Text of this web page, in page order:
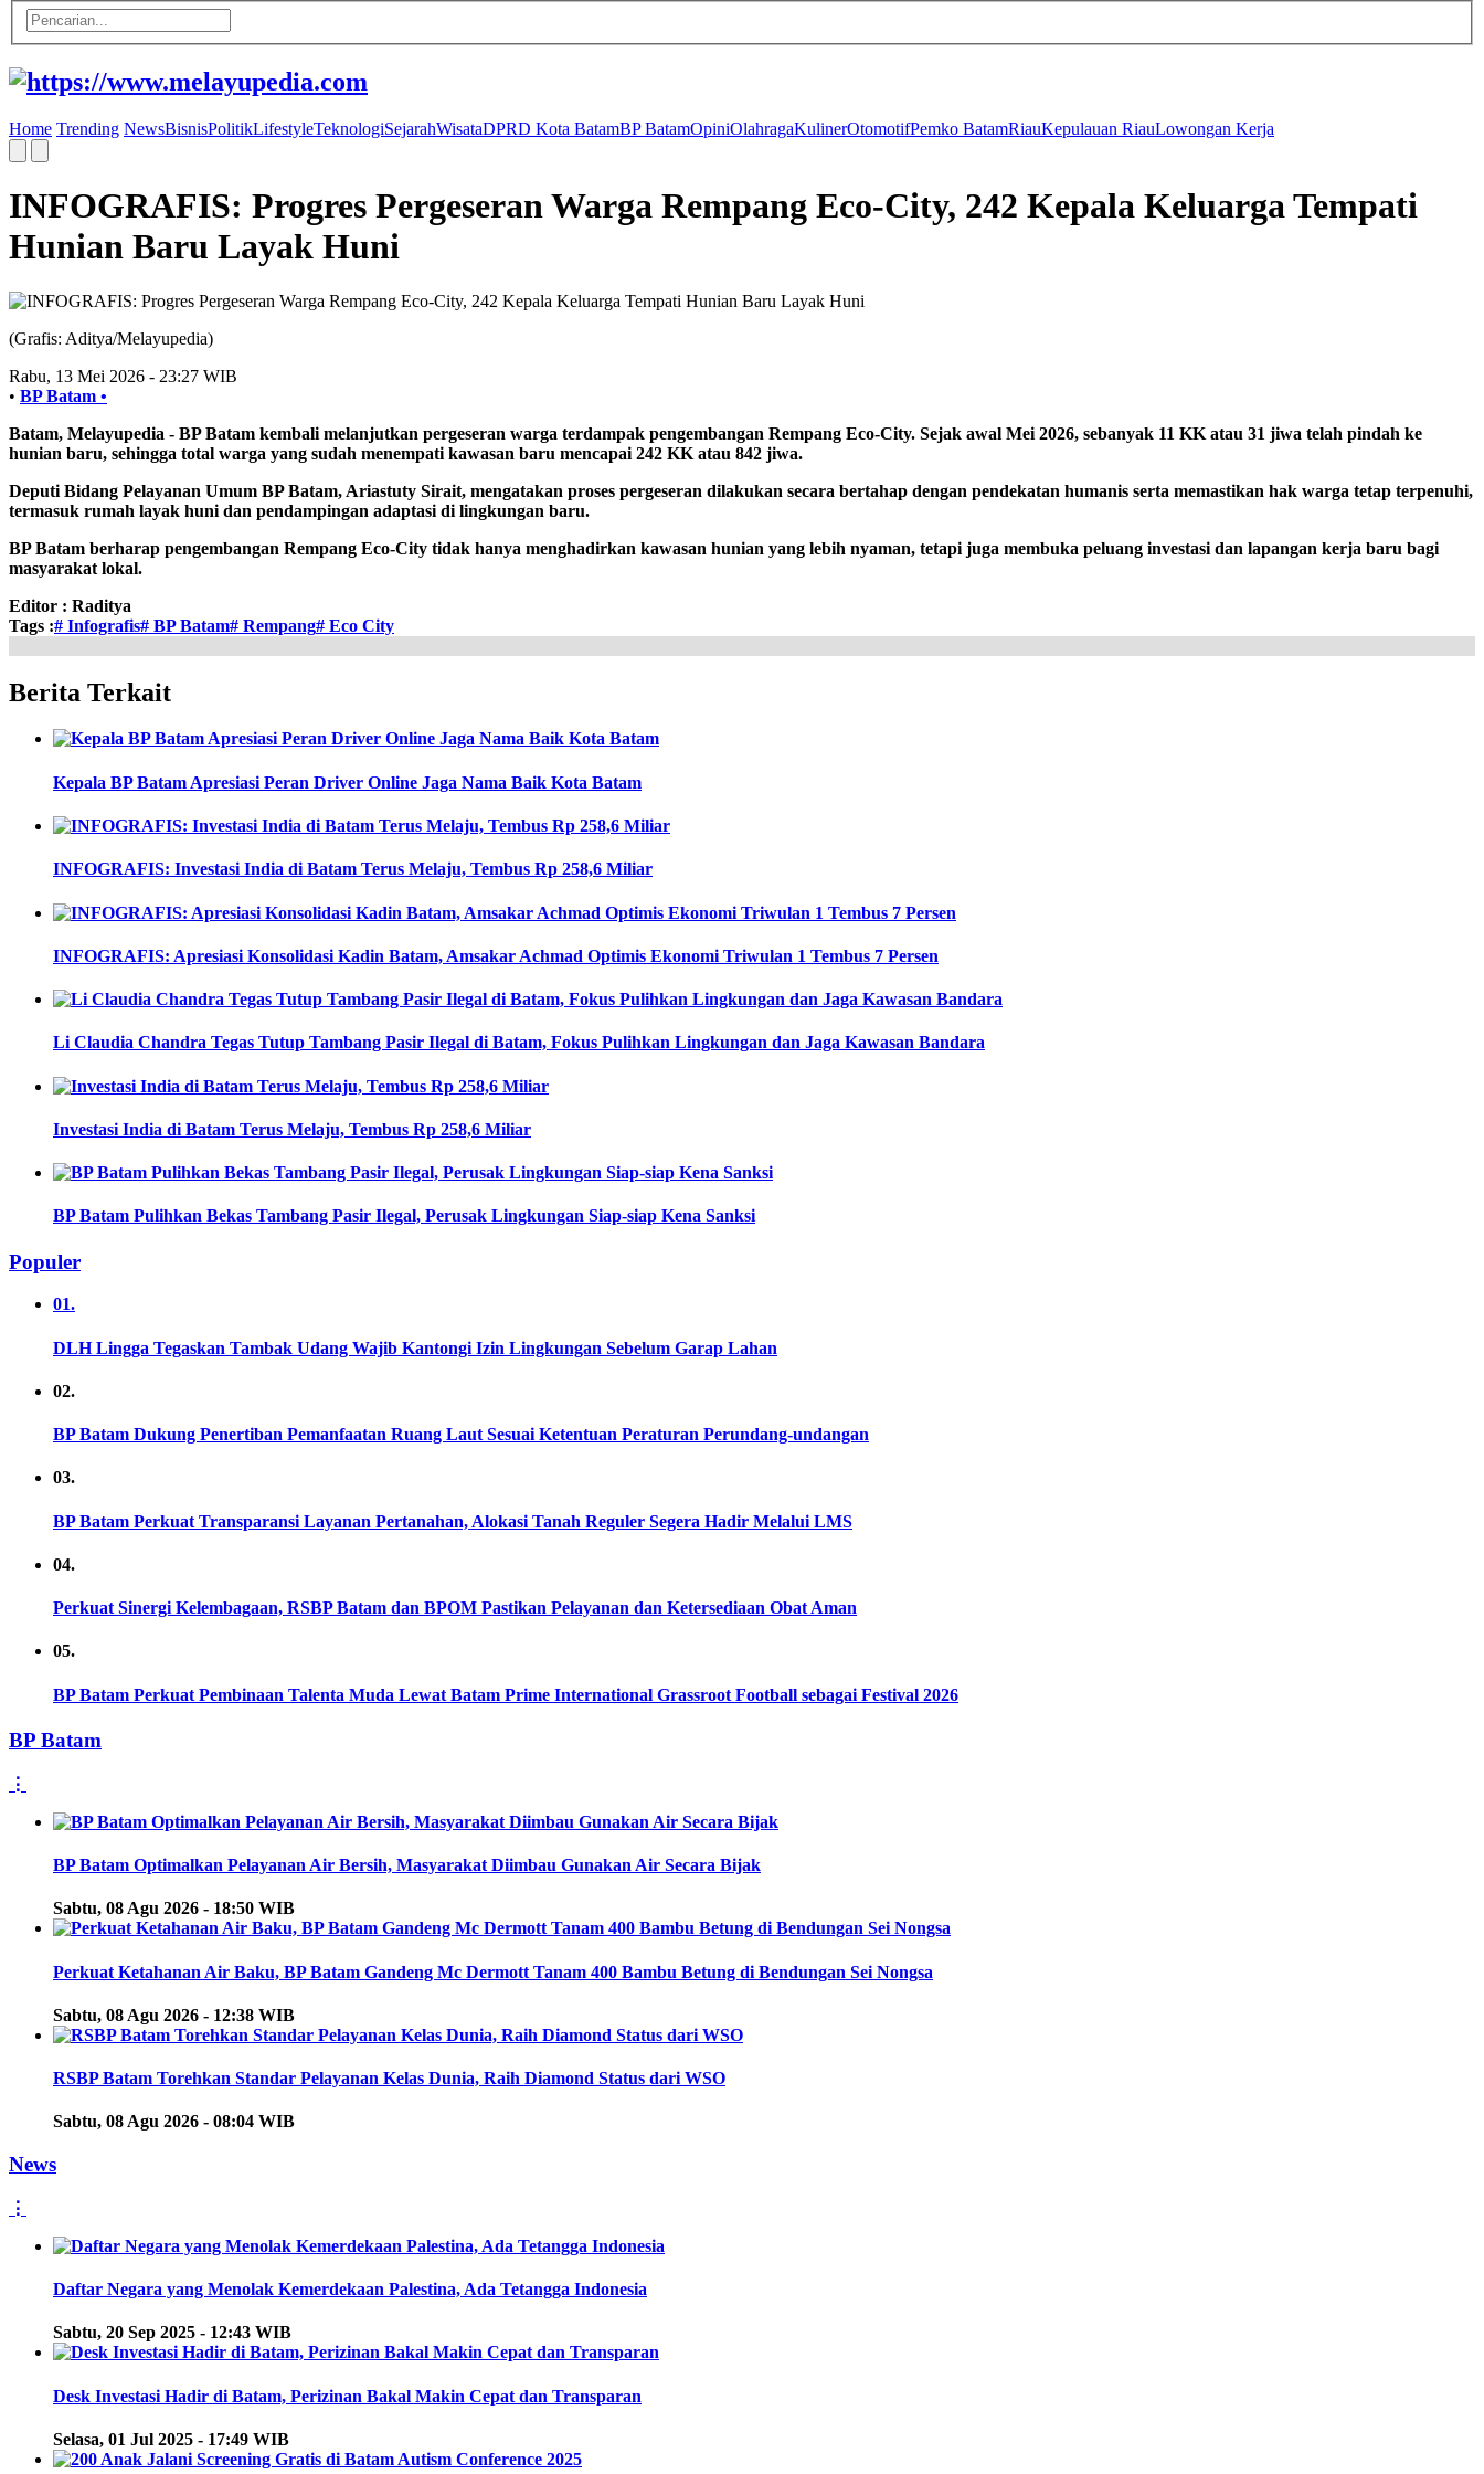
Home Trending NewsBisnisPolitikLifestyleTeknologiSejarahWisataDPRD Kota BatamBP BatamOpiniOlahragaKulinerOtomotifPemko BatamRiauKepulauan RiauLowongan Kerja
INFOGRAFIS: Progres Pergeseran Warga Rempang Eco-City, 242 Kepala Keluarga Tempati
Hunian Baru Layak Huni
(Grafis: Aditya/Melayupedia)
Rabu, 13 Mei 2026 - 23:27 WIB
• BP Batam •
Batam, Melayupedia - BP Batam kembali melanjutkan pergeseran warga terdampak pengembangan Rempang Eco-City. Sejak awal Mei 2026, sebanyak 11 KK atau 31 jiwa telah pindah ke
hunian baru, sehingga total warga yang sudah menempati kawasan baru mencapai 242 KK atau 842 jiwa.
Deputi Bidang Pelayanan Umum BP Batam, Ariastuty Sirait, mengatakan proses pergeseran dilakukan secara bertahap dengan pendekatan humanis serta memastikan hak warga tetap terpenuhi,
termasuk rumah layak huni dan pendampingan adaptasi di lingkungan baru.
BP Batam berharap pengembangan Rempang Eco-City tidak hanya menghadirkan kawasan hunian yang lebih nyaman, tetapi juga membuka peluang investasi dan lapangan kerja baru bagi
masyarakat lokal.
Editor : Raditya
Tags :# Infografis# BP Batam# Rempang# Eco City
Berita Terkait
Kepala BP Batam Apresiasi Peran Driver Online Jaga Nama Baik Kota Batam
INFOGRAFIS: Investasi India di Batam Terus Melaju, Tembus Rp 258,6 Miliar
INFOGRAFIS: Apresiasi Konsolidasi Kadin Batam, Amsakar Achmad Optimis Ekonomi Triwulan 1 Tembus 7 Persen
Li Claudia Chandra Tegas Tutup Tambang Pasir Ilegal di Batam, Fokus Pulihkan Lingkungan dan Jaga Kawasan Bandara
Investasi India di Batam Terus Melaju, Tembus Rp 258,6 Miliar
BP Batam Pulihkan Bekas Tambang Pasir Ilegal, Perusak Lingkungan Siap-siap Kena Sanksi
Populer
01.
DLH Lingga Tegaskan Tambak Udang Wajib Kantongi Izin Lingkungan Sebelum Garap Lahan
02.
BP Batam Dukung Penertiban Pemanfaatan Ruang Laut Sesuai Ketentuan Peraturan Perundang-undangan
03.
BP Batam Perkuat Transparansi Layanan Pertanahan, Alokasi Tanah Reguler Segera Hadir Melalui LMS
04.
Perkuat Sinergi Kelembagaan, RSBP Batam dan BPOM Pastikan Pelayanan dan Ketersediaan Obat Aman
05.
BP Batam Perkuat Pembinaan Talenta Muda Lewat Batam Prime International Grassroot Football sebagai Festival 2026
BP Batam
⋮
BP Batam Optimalkan Pelayanan Air Bersih, Masyarakat Diimbau Gunakan Air Secara Bijak
Sabtu, 08 Agu 2026 - 18:50 WIB
Perkuat Ketahanan Air Baku, BP Batam Gandeng Mc Dermott Tanam 400 Bambu Betung di Bendungan Sei Nongsa
Sabtu, 08 Agu 2026 - 12:38 WIB
RSBP Batam Torehkan Standar Pelayanan Kelas Dunia, Raih Diamond Status dari WSO
Sabtu, 08 Agu 2026 - 08:04 WIB
News
⋮
Daftar Negara yang Menolak Kemerdekaan Palestina, Ada Tetangga Indonesia
Sabtu, 20 Sep 2025 - 12:43 WIB
Desk Investasi Hadir di Batam, Perizinan Bakal Makin Cepat dan Transparan
Selasa, 01 Jul 2025 - 17:49 WIB